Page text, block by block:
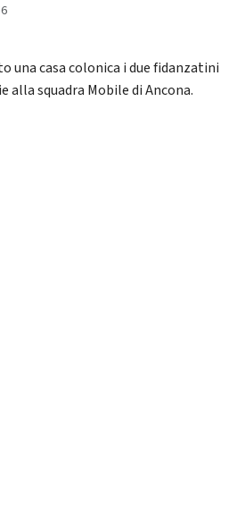
una casa colonica i due fidanzatini
squadra Mobile di Ancona.